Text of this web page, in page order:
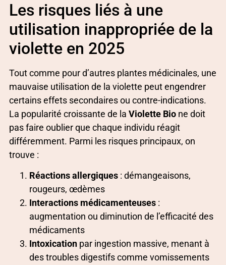
Les risques liés à une
utilisation inappropriée de la
violette en 2025
Tout comme pour d’autres plantes médicinales, une
mauvaise utilisation de la violette peut engendrer
certains effets secondaires ou contre-indications.
La popularité croissante de la Violette Bio ne doit
pas faire oublier que chaque individu réagit
différemment. Parmi les risques principaux, on
trouve :
Réactions allergiques : démangeaisons,
rougeurs, œdèmes
Interactions médicamenteuses :
augmentation ou diminution de l’efficacité des
médicaments
Intoxication par ingestion massive, menant à
des troubles digestifs comme vomissements